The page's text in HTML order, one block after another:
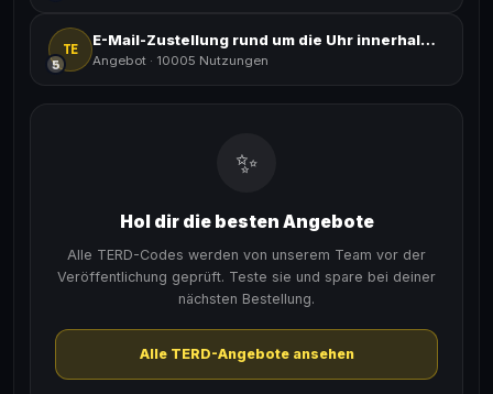
TE
5
E-Mail-Zustellung rund um die Uhr innerhalb von 5 Sekunden.
Angebot · 10005 Nutzungen
✨
Hol dir die besten Angebote
Alle TERD-Codes werden von unserem Team vor der
Veröffentlichung geprüft. Teste sie und spare bei deiner
nächsten Bestellung.
Alle TERD-Angebote ansehen